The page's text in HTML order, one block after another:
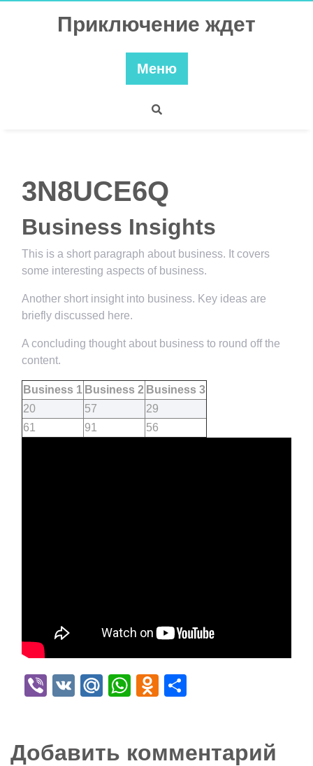
Приключение ждет
Меню
3N8UCE6Q
Business Insights
This is a short paragraph about business. It covers
some interesting aspects of business.
Another short insight into business. Key ideas are
briefly discussed here.
A concluding thought about business to round off the
content.
Business 1 Business 2 Business 3
20
57
29
61
91 56
Viber
VK Mail.Ru
WhatsApp
Odnoklassniki
Добавить комментарий